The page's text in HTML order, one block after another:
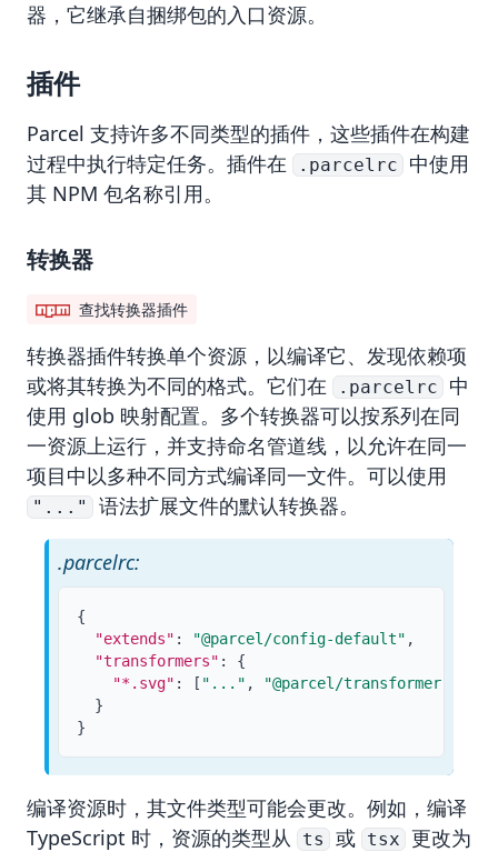
器，它继承自捆绑包的入口资源。
插件
Parcel 支持许多不同类型的插件，这些插件在构建
过程中执行特定任务。插件在
.parcelrc
中使用
其 NPM 包名称引用。
转换器
查找转换器插件
转换器插件转换单个资源，以编译它、发现依赖项
或将其转换为不同的格式。它们在
.parcelrc
中
使用 glob 映射配置。多个转换器可以按系列在同
一资源上运行，并支持命名管道线 ，以允许在同一
项目中以多种不同方式编译同一文件。可以使用
"..." 语法扩展文件的默认转换器。
.parcelrc:
{
"extends" : "@parcel/config-default" ,
"transformers" :
{
"*.svg" : [ "..." ,
"@parcel/transformer-svg-
}
}
编译资源时，其文件类型可能会更改。例如，编译
TypeScript 时，资源的类型从
ts 或 tsx 更改为